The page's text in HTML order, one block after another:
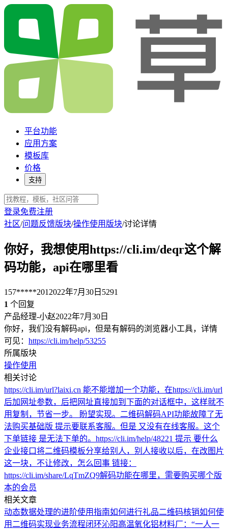
平台功能
应用方案
模板库
价格
支持
登录免费注册
社区/问题反馈版块/操作使用版块/讨论详情
你好，我想使用https://cli.im/deqr这个解
码功能，api在哪里看
157*****201 2022年7月30日 5291
1 个回复
产品经理-小赵2022年7月30日
你好，我们没有解码api，但是有解码的浏览器小工具，详情
可见： https://cli.im/help/53255
所属版块
操作使用
相关讨论
https://cli.im/url?laixi.cn 能不能增加一个功能，在https://cli.im/url
后加网址参数，后把网址直接加到下面的对话框中，这样就不
用复制，节省一步。 盼望实现。 二维码解码API功能故障了无
法购买基础版 提示要联系客服。但是 又没有在线客服。这个
下单链接 是无法下单的。https://cli.im/help/48221 提示 要什么
企业接口将二维码模板分享给别人，别人接收以后，在改图片
这一块，不让修改，怎么回事 链接：
https://cli.im/share/LqTmZQ9解码功能在哪里，需要购买哪个版
本的会员
相关文章
动态数据处理的进阶使用指南如何进行礼品二维码核销如何使
用二维码实现业务流程闭环沁阳高温氧化铝材料厂：“一人一